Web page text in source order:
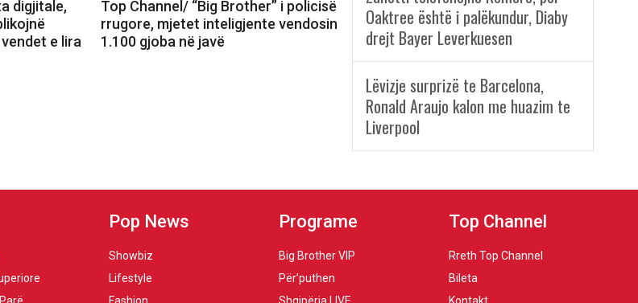
digjitale,
e lira
Top Channel/ “Big Brother” i policisë
rrugore, mjetet inteligjente vendosin
1.100 gjoba në javë
Oaktree është i palëkundur, Diaby
drejt Bayer Leverkuesen
Lëvizje surprizë te Barcelona,
Ronald Araujo kalon me huazim te
Liverpool
Pop News
Showbiz
Lifestyle
Programe
Big Brother VIP
Për’puthen
Top Channel
Rreth Top Channel
Bileta